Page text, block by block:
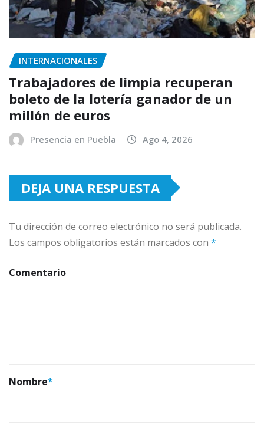
INTERNACIONALES
Trabajadores de limpia recuperan
boleto de la lotería ganador de un
millón de euros
Presencia en Puebla Ago 4, 2026
DEJA UNA RESPUESTA
Tu dirección de correo electrónico no será publicada.
Los campos obligatorios están marcados con *
Comentario
Nombre*